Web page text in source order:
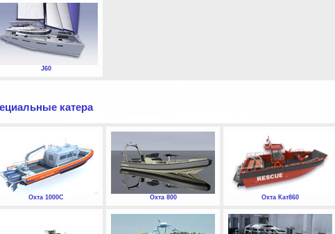
J60
катера
Охта 1000С Охта 800 Охта Кат860